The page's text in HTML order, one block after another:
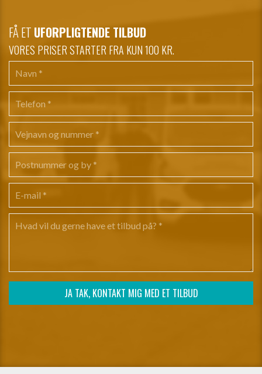
FÅ ET UFORPLIGTENDE TILBUD
VORES PRISER STARTER FRA KUN 100 KR.